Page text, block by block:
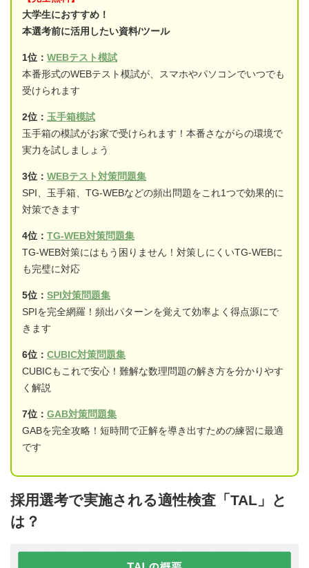
大学生におすすめ！
本選考前に活用したい資料/ツール
1位： WEBテスト模試
本番形式のWEBテスト模試が、スマホやパソコンでいつでも
受けられます
2位： 玉手箱模試
玉手箱の模試がお家で受けられます！本番さながらの環境で
実力を試しましょう
3位： WEBテスト対策問題集
SPI、玉手箱、TG-WEBなどの頻出問題をこれ1つで効果的に
対策できます
4位： TG-WEB対策問題集
TG-WEB対策にはもう困りません！対策しにくいTG-WEBに
も完璧に対応
5位： SPI対策問題集
SPIを完全網羅！頻出パターンを覚えて効率よく得点源にで
きます
6位： CUBIC対策問題集
CUBICもこれで安心！難解な数理問題の解き方を分かりやす
く解説
7位： GAB対策問題集
GABを完全攻略！短時間で正解を導き出すための練習に最適
です
採用選考で実施される適性検査「TAL」と
は？